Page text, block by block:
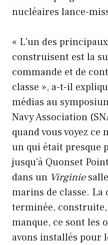
nucléaires lance-
« L'un des
construisent est la
commande et de
classe », a-t-il
médias au
Navy Association
quand vous voyez
un qui était presque
jusqu'à Quonset
dans un Virginie
marins de classe. La
terminée,
manque, ce sont les
avons installés pour